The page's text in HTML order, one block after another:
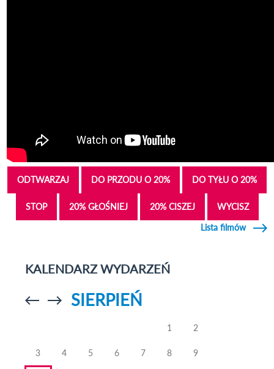
ODTWARZAJ DO PRZODU O 20% DO TYŁU O 20%
STOP 20% GŁOŚNIEJ 20% CISZEJ
WYCISZ
Lista filmów
KALENDARZ WYDARZEŃ
Przejdź doPrzejdź do
SIERPIEŃ
1 2
3 4 5 6 7 8 9